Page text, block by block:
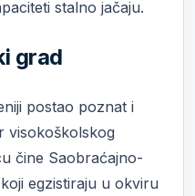
stalno jačaju.
grad
postao poznat i
visokoškolskog
čine Saobraćajno-
egzistiraju u okviru